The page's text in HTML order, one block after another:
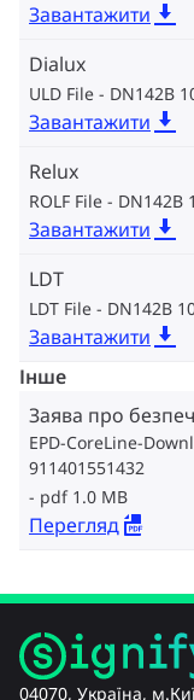
Завантажити
Dialux
ULD File - DN142B
Завантажити
Relux
ROLF File - DN142B
Завантажити
LDT
LDT File - DN142B
Завантажити
Інше
Заява про
EPD-CoreLine-
911401551432
pdf 1.0 MB
Перегляд
04070, Україна,